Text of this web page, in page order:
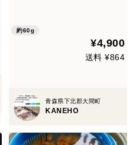
約60g
¥4,900
送料 ¥864
青森県下北郡大間町
KANEHO